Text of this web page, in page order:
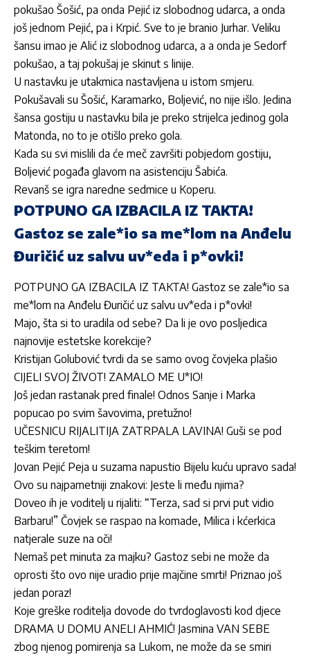
pokušao Šošić, pa onda Pejić iz slobodnog udarca, a onda
još jednom Pejić, pa i Krpić. Sve to je branio Jurhar. Veliku
šansu imao je Alić iz slobodnog udarca, a a onda je Sedorf
pokušao, a taj pokušaj je skinut s linije.
U nastavku je utakmica nastavljena u istom smjeru.
Pokušavali su Šošić, Karamarko, Boljević, no nije išlo. Jedina
šansa gostiju u nastavku bila je preko strijelca jedinog gola
Matonda, no to je otišlo preko gola.
Kada su svi mislili da će meč završiti pobjedom gostiju,
Boljević pogađa glavom na asistenciju Šabića.
Revanš se igra naredne sedmice u Koperu.
POTPUNO GA IZBACILA IZ TAKTA!
Gastoz se zale*io sa me*lom na Anđelu
Đuričić uz salvu uv*eda i p*ovki!
POTPUNO GA IZBACILA IZ TAKTA! Gastoz se zale*io sa
me*lom na Anđelu Đuričić uz salvu uv*eda i p*ovki!
Majo, šta si to uradila od sebe? Da li je ovo posljedica
najnovije estetske korekcije?
Kristijan Golubović tvrdi da se samo ovog čovjeka plašio
CIJELI SVOJ ŽIVOT! ZAMALO ME U*IO!
Još jedan rastanak pred finale! Odnos Sanje i Marka
popucao po svim šavovima, pretužno!
UČESNICU RIJALITIJA ZATRPALA LAVINA! Guši se pod
teškim teretom!
Jovan Pejić Peja u suzama napustio Bijelu kuću upravo sada!
Ovo su najpametniji znakovi: Jeste li među njima?
Doveo ih je voditelj u rijaliti: “Terza, sad si prvi put vidio
Barbaru!” Čovjek se raspao na komade, Milica i kćerkica
natjerale suze na oči!
Nemaš pet minuta za majku? Gastoz sebi ne može da
oprosti što ovo nije uradio prije majčine smrti! Priznao još
jedan poraz!
Koje greške roditelja dovode do tvrdoglavosti kod djece
DRAMA U DOMU ANELI AHMIĆ! Jasmina VAN SEBE
zbog njenog pomirenja sa Lukom, ne može da se smiri